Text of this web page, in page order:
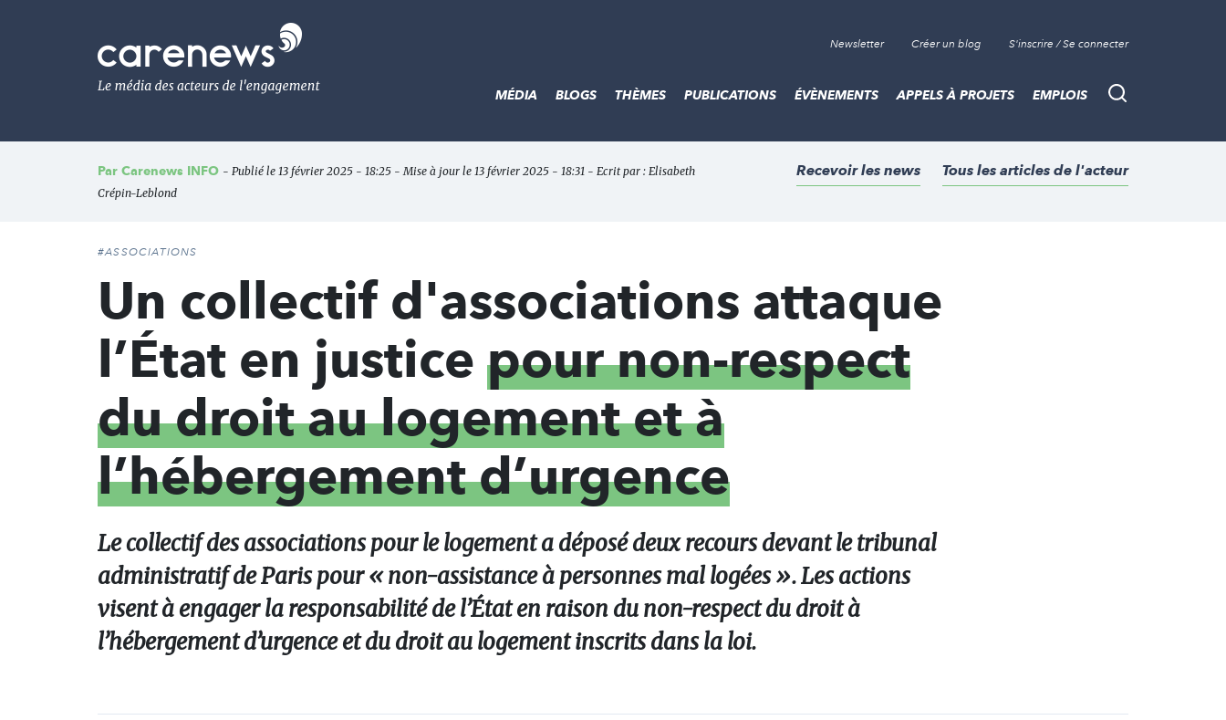
Le
média
de
l'engagement
Newsletter Créer un blog S'inscrire / Se connecter
Recherche
MÉDIA BLOGS THÈMES PUBLICATIONS ÉVÈNEMENTS APPELS À PROJETS EMPLOIS
Par Carenews INFO - Publié le 13 février 2025 - 18:25 - Mise à jour le 13 février 2025 - 18:31 - Ecrit par : Elisabeth
Crépin-Leblond
Recevoir les news Tous les articles de l'acteur
#ASSOCIATIONS
Un collectif d'associations attaque
l’État en justice pour non-respect
du droit au logement et à
l’hébergement d’urgence
Le collectif des associations pour le logement a déposé deux recours devant le tribunal
administratif de Paris pour « non-assistance à personnes mal logées ». Les actions
visent à engager la responsabilité de l’État en raison du non-respect du droit à
l’hébergement d’urgence et du droit au logement inscrits dans la loi.